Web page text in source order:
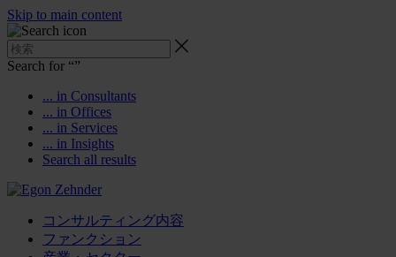
Skip to main content
Search for “”
... in Consultants
... in Offices
... in Services
... in Insights
Search all results
コンサルティング内容
ファンクション